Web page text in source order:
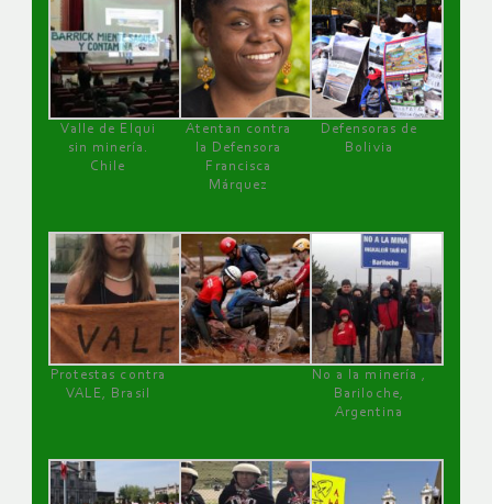
Valle de Elqui
sin minería.
Chile
Atentan contra
la Defensora
Francisca
Márquez
Defensoras de
Bolivia
Protestas contra
VALE, Brasil
No a la minería ,
Bariloche,
Argentina